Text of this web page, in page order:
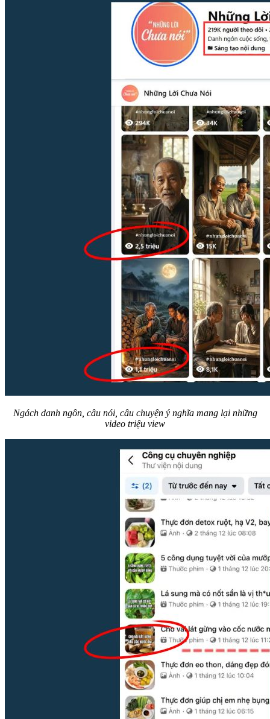
Ngách danh ngôn, câu nói, câu chuyện ý nghĩa mang lại những
video triệu view